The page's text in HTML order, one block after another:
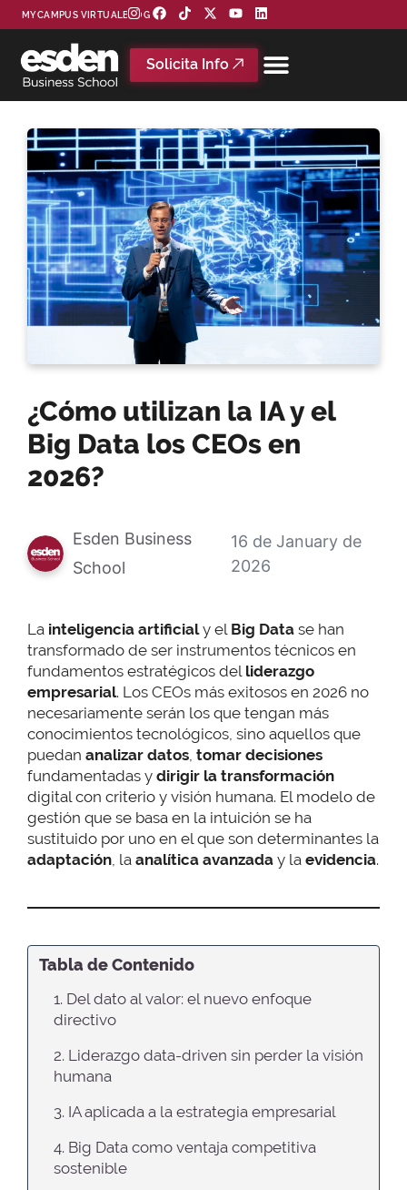
MYCAMPUS VIRTUAL BLOG
Solicita Info
¿Cómo utilizan la IA y el
Big Data los CEOs en
2026?
Esden Business
School
16 de January de
2026
La inteligencia artificialy el Big Data se han
transformado de ser instrumentos técnicos en
fundamentos estratégicos del liderazgo
empresarial. Los CEOs más exitosos en 2026 no
necesariamente serán los que tengan más
conocimientos tecnológicos, sino aquellos que
puedan analizar datos tomar decisiones
fundamentadas y dirigir la transformación
digital con criterio y visión humana. El modelo de
gestión que se basa en la intuición se ha
sustituido por uno en el que son determinantes la
adaptación , la analítica avanzada y la evidencia.
Tabla de Contenido
1. Del dato al valor: el nuevo enfoque
directivo
2. Liderazgo data-driven sin perder la visión
humana
3. IA aplicada a la estrategia empresarial
4. Big Data como ventaja competitiva
sostenible